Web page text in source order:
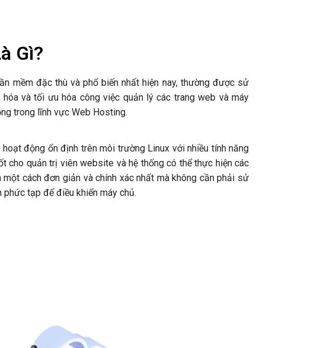
Gì?
mềm đặc thù và phổ biến nhất hiện nay, thường được sử
và tối ưu hóa công việc quản lý các trang web và máy
trong lĩnh vực Web Hosting.
động ổn định trên môi trường Linux với nhiều tính năng
cho quản trị viên website và hệ thống có thể thực hiện các
một cách đơn giản và chính xác nhất mà không cần phải sử
phức tạp để điều khiển máy chủ.